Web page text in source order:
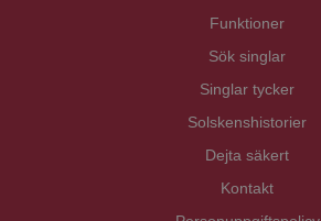
Funktioner
Sök singlar
Singlar tycker
Solskenshistorier
Dejta säkert
Kontakt